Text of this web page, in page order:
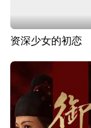
资深少女的初恋